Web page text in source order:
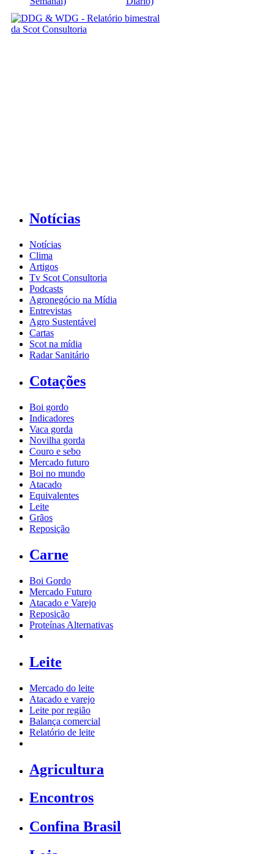
Notícias
Notícias
Clima
Artigos
Tv Scot Consultoria
Podcasts
Agronegócio na Mídia
Entrevistas
Agro Sustentável
Cartas
Scot na mídia
Radar Sanitário
Cotações
Boi gordo
Indicadores
Vaca gorda
Novilha gorda
Couro e sebo
Mercado futuro
Boi no mundo
Atacado
Equivalentes
Leite
Grãos
Reposição
Carne
Boi Gordo
Mercado Futuro
Atacado e Varejo
Reposição
Proteínas Alternativas
Leite
Mercado do leite
Atacado e varejo
Leite por região
Balança comercial
Relatório de leite
Agricultura
Encontros
Confina Brasil